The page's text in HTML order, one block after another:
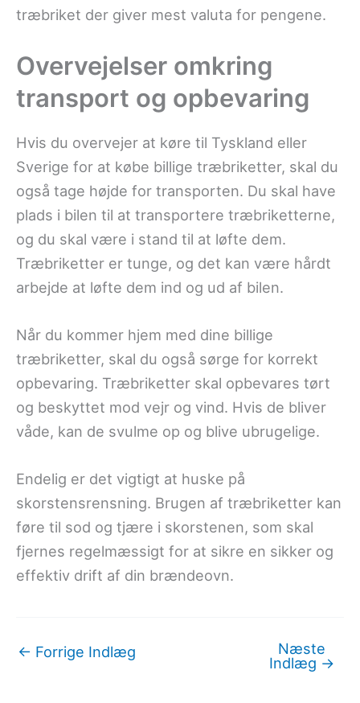
træbriket der giver mest valuta for pengene.
Overvejelser omkring
transport og opbevaring
Hvis du overvejer at køre til Tyskland eller
Sverige for at købe billige træbriketter, skal du
også tage højde for transporten. Du skal have
plads i bilen til at transportere træbriketterne,
og du skal være i stand til at løfte dem.
Træbriketter er tunge, og det kan være hårdt
arbejde at løfte dem ind og ud af bilen.
Når du kommer hjem med dine billige
træbriketter, skal du også sørge for korrekt
opbevaring. Træbriketter skal opbevares tørt
og beskyttet mod vejr og vind. Hvis de bliver
våde, kan de svulme op og blive ubrugelige.
Endelig er det vigtigt at huske på
skorstensrensning. Brugen af træbriketter kan
føre til sod og tjære i skorstenen, som skal
fjernes regelmæssigt for at sikre en sikker og
effektiv drift af din brændeovn.
← Forrige Indlæg
Næste
Indlæg →